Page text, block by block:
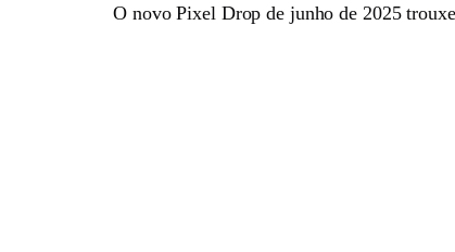
O novo Pixel Drop de junho de 2025